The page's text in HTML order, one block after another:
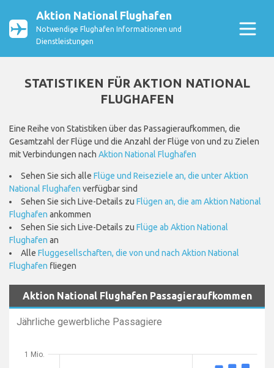
Aktion National Flughafen
Notwendige Flughafen Informationen und
Dienstleistungen
STATISTIKEN FÜR AKTION NATIONAL
FLUGHAFEN
Eine Reihe von Statistiken über das Passagieraufkommen, die
Gesamtzahl der Flüge und die Anzahl der Flüge von und zu Zielen
mit Verbindungen nach Aktion National Flughafen
Sehen Sie sich alle Flüge und Reiseziele an, die unter Aktion
National Flughafen verfügbar sind
Sehen Sie sich Live-Details zu Flügen an, die am Aktion National
Flughafen ankommen
Sehen Sie sich Live-Details zu Flüge ab Aktion National
Flughafen an
Alle Fluggesellschaften, die von und nach Aktion National
Flughafen fliegen
Aktion National Flughafen Passagieraufkommen
Jährliche gewerbliche Passagiere
1 Mio.